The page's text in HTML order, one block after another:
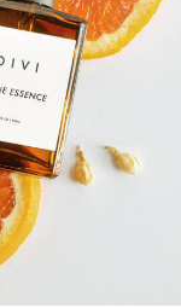
Launch
consectetur
Project